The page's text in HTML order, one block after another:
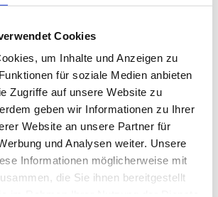
Cookies
um Inhalte und Anzeigen zu
für soziale Medien anbieten
Zugriffe auf unsere Website zu
geben wir Informationen zu Ihrer
Website an unsere Partner für
und Analysen weiter. Unsere
Informationen möglicherweise mit
die Sie ihnen bereitgestellt
Kündigungen und
Deutschen Mieterbundes Hannover
Kenntnisse und praktische
Angelegenheiten ein.
für Arbeitsrecht